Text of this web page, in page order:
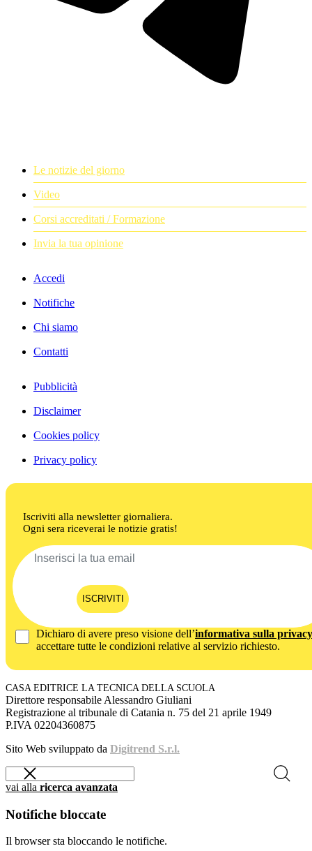
Le notizie del giorno
Video
Corsi accreditati / Formazione
Invia la tua opinione
Accedi
Notifiche
Chi siamo
Contatti
Pubblicità
Disclaimer
Cookies policy
Privacy policy
Iscriviti alla newsletter giornaliera.
Ogni sera riceverai le notizie gratis!
ISCRIVITI
Dichiaro di avere preso visione dell’informativa sulla privacy
accettare tutte le condizioni relative al servizio richiesto.
CASA EDITRICE LA TECNICA DELLA SCUOLA
Direttore responsabile Alessandro Giuliani
Registrazione al tribunale di Catania n. 75 del 21 aprile 1949
P.IVA 02204360875
Sito Web sviluppato da Digitrend S.r.l.
vai alla ricerca avanzata
Notifiche bloccate
Il browser sta bloccando le notifiche.